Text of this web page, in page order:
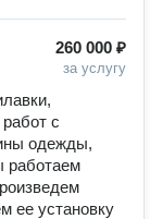
260 000 ₽
за услугу
с
одежды,
работаем
ее установку